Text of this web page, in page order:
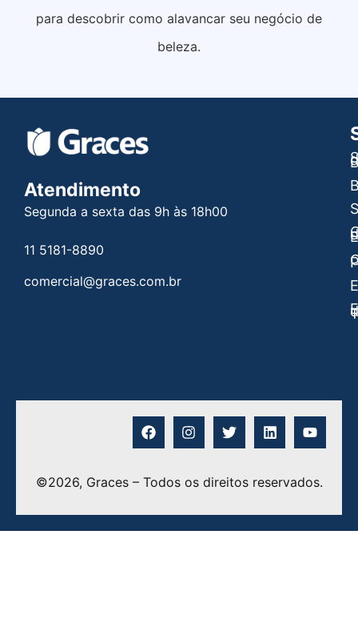
para descobrir como alavancar seu negócio de
beleza.
Atendimento
Segunda a sexta das 9h às 18h00
11 5181-8890
comercial@graces.com.br
©2026, Graces – Todos os direitos reservados.